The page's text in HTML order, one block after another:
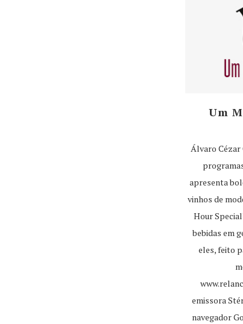
Um
Álvaro Cézar
apresenta
vinhos de
Hour
bebidas em
eles, feito
emissora
navegador